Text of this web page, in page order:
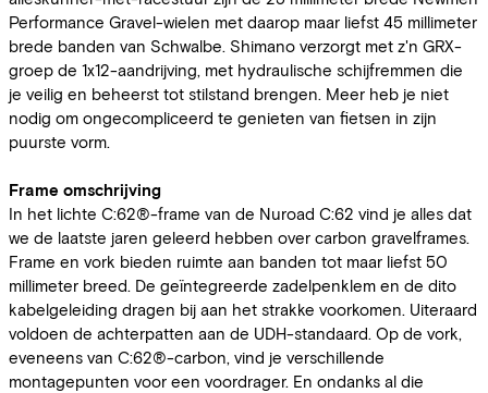
Performance Gravel-wielen met daarop maar liefst 45 millimeter
brede banden van Schwalbe. Shimano verzorgt met z'n GRX-
groep de 1x12-aandrijving, met hydraulische schijfremmen die
je veilig en beheerst tot stilstand brengen. Meer heb je niet
nodig om ongecompliceerd te genieten van fietsen in zijn
puurste vorm.
Frame omschrijving
In het lichte C:62®-frame van de Nuroad C:62 vind je alles dat
we de laatste jaren geleerd hebben over carbon gravelframes.
Frame en vork bieden ruimte aan banden tot maar liefst 50
millimeter breed. De geïntegreerde zadelpenklem en de dito
kabelgeleiding dragen bij aan het strakke voorkomen. Uiteraard
voldoen de achterpatten aan de UDH-standaard. Op de vork,
eveneens van C:62®-carbon, vind je verschillende
montagepunten voor een voordrager. En ondanks al die